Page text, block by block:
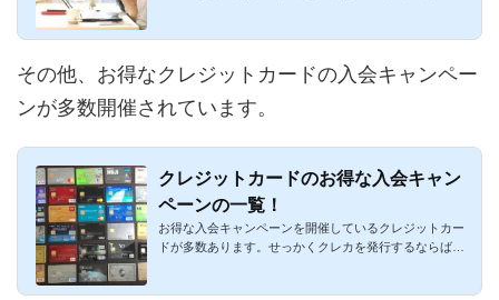
その他、お得なクレジットカードの入会キャンペー
ンが多数開催されています。
クレジットカードのお得な入会キャン
ペーンの一覧！
お得な入会キャンペーンを開催しているクレジットカー
ドが多数あります。せっかくクレカを発行するならば少